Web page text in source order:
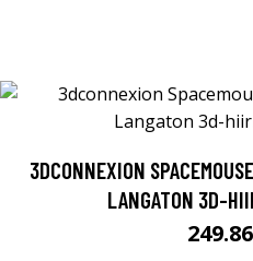
3DCONNEXION
LANGATON 3D-